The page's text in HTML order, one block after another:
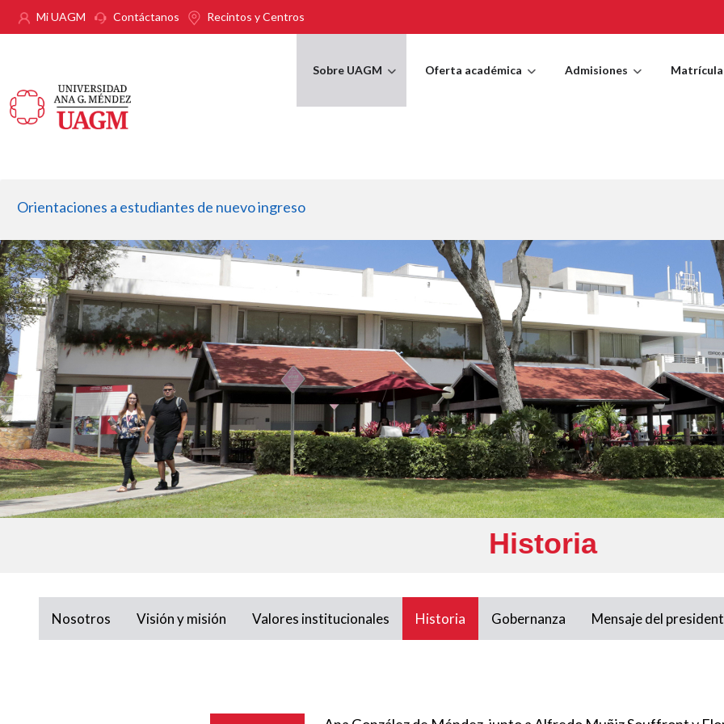
Pasar al contenido principal
Mi UAGM Contáctanos Recintos y Centros
Sobre UAGM Oferta académica Admisiones Matrícula
Orientaciones a estudiantes de nuevo ingreso
Historia
Nosotros Visión y misión Valores institucionales Historia Gobernanza Mensaje del